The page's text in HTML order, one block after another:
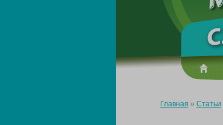
Главная » Статьи